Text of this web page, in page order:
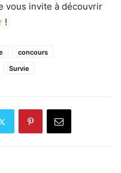
vous invite à découvrir
!
concours
Survie